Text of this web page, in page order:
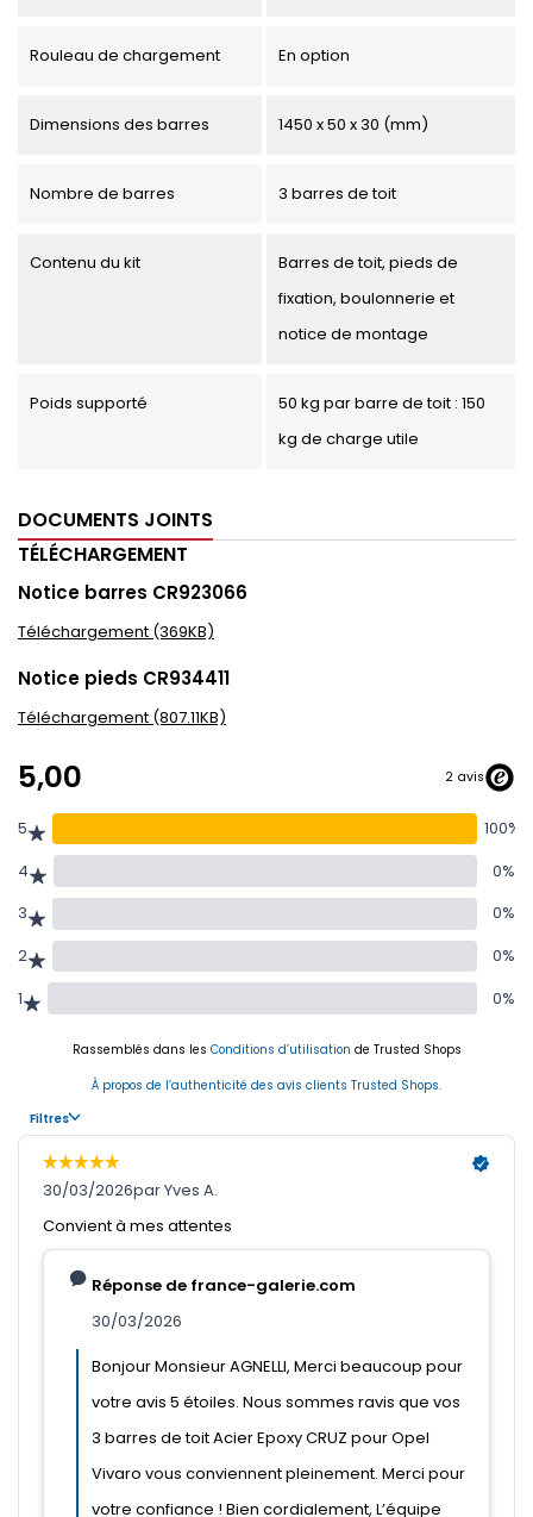
Rouleau de chargement En option
Dimensions des barres 1450 x 50 x 30 (mm)
Nombre de barres 3 barres de toit
Contenu du kit
Barres de toit, pieds de
fixation, boulonnerie et
notice de montage
Poids supporté
50 kg par barre de toit : 150
kg de charge utile
DOCUMENTS JOINTS
TÉLÉCHARGEMENT
Notice barres CR923066
Téléchargement (369KB)
Notice pieds CR934411
Téléchargement (807.11KB)